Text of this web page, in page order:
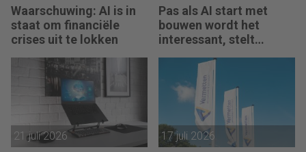
Waarschuwing: AI is in
staat om financiële
crises uit te lokken
Pas als AI start met
bouwen wordt het
interessant, stelt
Maarten de Borst
21 juli 2026 17 juli 2026